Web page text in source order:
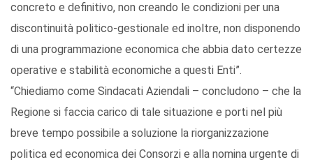
concreto e definitivo, non creando le condizioni per una
discontinuità politico-gestionale ed inoltre, non disponendo
di una programmazione economica che abbia dato certezze
operative e stabilità economiche a questi Enti”.
“Chiediamo come Sindacati Aziendali – concludono – che la
Regione si faccia carico di tale situazione e porti nel più
breve tempo possibile a soluzione la riorganizzazione
politica ed economica dei Consorzi e alla nomina urgente di